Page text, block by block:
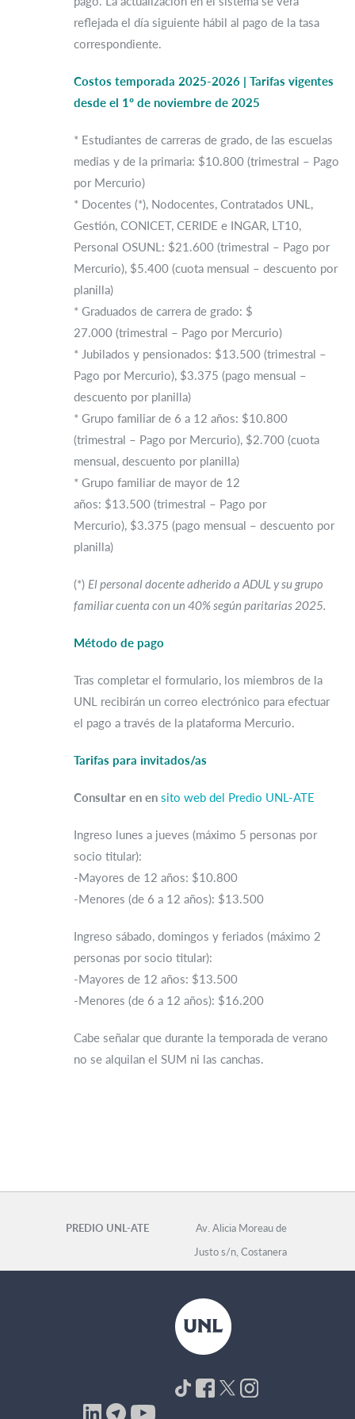
reflejada el día siguiente hábil al pago de la tasa
correspondiente.
Costos temporada 2025-2026 | Tarifas vigentes
desde el 1º de noviembre de 2025
* Estudiantes de carreras de grado, de las escuelas
medias y de la primaria: $10.800 (trimestral – Pago
por Mercurio)
* Docentes (*), Nodocentes, Contratados UNL,
Gestión, CONICET, CERIDE e INGAR, LT10,
Personal OSUNL: $21.600 (trimestral – Pago por
Mercurio), $5.400 (cuota mensual – descuento por
planilla)
* Graduados de carrera de grado: $
27.000 (trimestral – Pago por Mercurio)
* Jubilados y pensionados: $13.500 (trimestral –
Pago por Mercurio), $3.375 (pago mensual –
descuento por planilla)
* Grupo familiar de 6 a 12 años: $10.800
(trimestral – Pago por Mercurio), $2.700 (cuota
mensual, descuento por planilla)
* Grupo familiar de mayor de 12
años: $13.500 (trimestral – Pago por
Mercurio), $3.375 (pago mensual – descuento por
planilla)
(*) El personal docente adherido a ADUL y su grupo
familiar cuenta con un 40% según paritarias 2025.
Método de pago
Tras completar el formulario, los miembros de la
UNL recibirán un correo electrónico para efectuar
el pago a través de la plataforma Mercurio.
Tarifas para invitados/as
Consultar en en sito web del Predio UNL-ATE
Ingreso lunes a jueves (máximo 5 personas por
socio titular):
-Mayores de 12 años: $10.800
-Menores (de 6 a 12 años): $13.500
Ingreso sábado, domingos y feriados (máximo 2
personas por socio titular):
-Mayores de 12 años: $13.500
-Menores (de 6 a 12 años): $16.200
Cabe señalar que durante la temporada de verano
no se alquilan el SUM ni las canchas.
PREDIO UNL-ATE
Av. Alicia Moreau de
Justo s/n, Costanera
4571149 -